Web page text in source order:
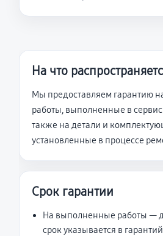
На что
Мы предоставляем гарантию
работы, выполненные в
также на детали и
установленные в процессе
Срок гарантии
На выполненные работы —
срок указывается в